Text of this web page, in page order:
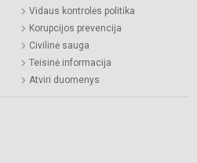
Vidaus kontrolės politika
Korupcijos prevencija
Civilinė sauga
Teisinė informacija
Atviri duomenys